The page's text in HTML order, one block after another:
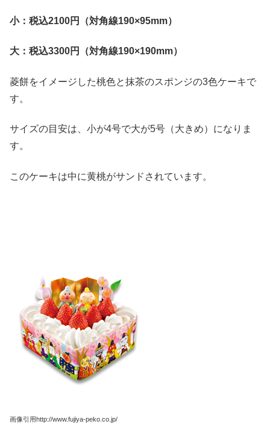
小：税込2100円（対角線190×95mm）
大：税込3300円（対角線190×190mm）
菱餅をイメージした桃色と抹茶のスポンジの3色ケーキで
す。
サイズの目安は、小が4号で大が5号（大きめ）になりま
す。
このケーキは中に黄桃がサンドされています。
画像引用http://www.fujiya-peko.co.jp/